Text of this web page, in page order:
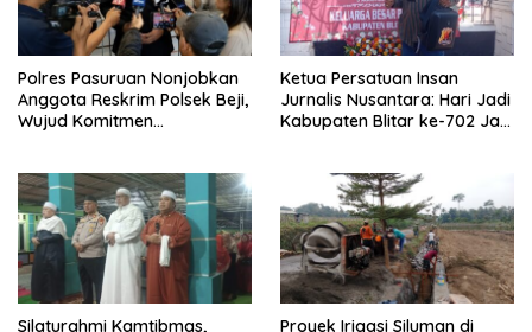
Polres Pasuruan Nonjobkan
Anggota Reskrim Polsek Beji,
Wujud Komitmen
Ketua Persatuan Insan
Jurnalis Nusantara: Hari Jadi
Kabupaten Blitar ke-702 Jadi
Silaturahmi Kamtibmas,
Proyek Irigasi Siluman di